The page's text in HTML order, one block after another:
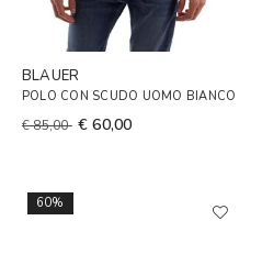
BLAUER
POLO CON SCUDO UOMO BIANCO
€ 85,00 € 60,00
60%